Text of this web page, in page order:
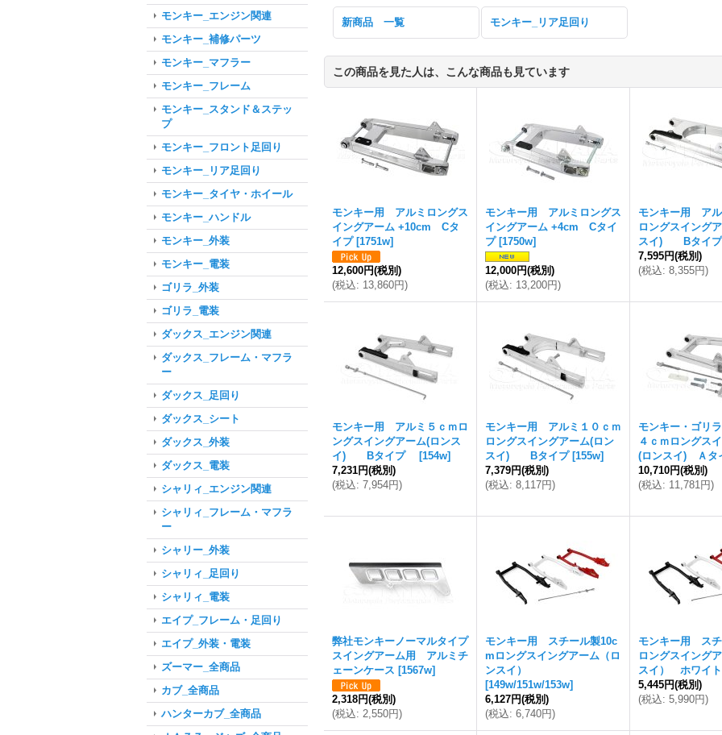
モンキー_エンジン関連
モンキー_補修パーツ
モンキー_マフラー
モンキー_フレーム
モンキー_スタンド＆ステッ
プ
モンキー_フロント足回り
モンキー_リア足回り
モンキー_タイヤ・ホイール
モンキー_ハンドル
モンキー_外装
モンキー_電装
ゴリラ_外装
ゴリラ_電装
ダックス_エンジン関連
ダックス_フレーム・マフラ
ー
ダックス_足回り
ダックス_シート
ダックス_外装
ダックス_電装
シャリィ_エンジン関連
シャリィ_フレーム・マフラ
ー
シャリー_外装
シャリィ_足回り
シャリィ_電装
エイプ_フレーム・足回り
エイプ_外装・電装
ズーマー_全商品
カブ_全商品
ハンターカブ_全商品
新商品 一覧 モンキー_リア足回り
この商品を見た人は、こんな商品も見ています
モンキー用 アルミロングス
イングアーム +10cm Cタ
イプ [1751w]
12,600円(税別)
(税込: 13,860円)
モンキー用 アルミロングス
イングアーム +4cm Cタイ
プ [1750w]
12,000円(税別)
(税込: 13,200円)
モンキー用 ア
ロングスイング
スイ) Bタイプ
7,595円(税別)
(税込: 8,355円)
モンキー用 アルミ５ｃｍロ
ングスイングアーム(ロンス
イ) Bタイプ
[154w]
7,231円(税別)
(税込: 7,954円)
モンキー用 アルミ１０ｃｍ
ロングスイングアーム(ロン
スイ) Bタイプ [155w]
7,379円(税別)
(税込: 8,117円)
モンキー・ゴリ
４ｃｍロングス
(ロンスイ) Ａタ
10,710円(税別)
(税込: 11,781円)
弊社モンキーノーマルタイプ
スイングアーム用 アルミチ
ェーンケース [1567w]
2,318円(税別)
(税込: 2,550円)
モンキー用 スチール製10c
mロングスイングアーム（ロ
ンスイ）
[149w/151w/153w]
6,127円(税別)
(税込: 6,740円)
モンキー用 ス
ロングスイング
スイ） ホワイト
5,445円(税別)
(税込: 5,990円)